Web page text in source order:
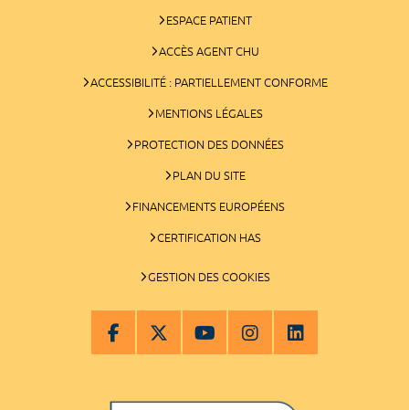
ESPACE PATIENT
ACCÈS AGENT CHU
ACCESSIBILITÉ : PARTIELLEMENT CONFORME
MENTIONS LÉGALES
PROTECTION DES DONNÉES
PLAN DU SITE
FINANCEMENTS EUROPÉENS
CERTIFICATION HAS
GESTION DES COOKIES